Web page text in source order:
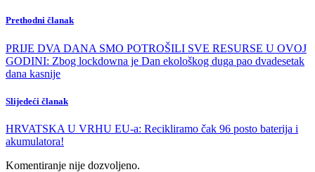
Prethodni članak
PRIJE DVA DANA SMO POTROŠILI SVE RESURSE U OVOJ
GODINI: Zbog lockdowna je Dan ekološkog duga pao dvadesetak
dana kasnije
Slijedeći članak
HRVATSKA U VRHU EU-a: Recikliramo čak 96 posto baterija i
akumulatora!
Komentiranje nije dozvoljeno.